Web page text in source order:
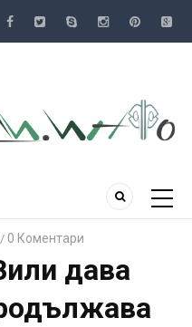
/ 0 Коментари
дава